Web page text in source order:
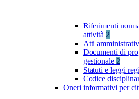
Riferimenti
attività 2
Atti
Documenti di
gestionale 2
Statuti e leggi
Codice
Oneri informativi per